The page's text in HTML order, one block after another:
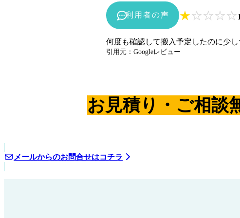
利用者の声 ★☆☆☆☆
何度も確認して搬入予定したのに少
引用元：Googleレビュー
お見積り・ご相談
メールからのお問合せはコチラ